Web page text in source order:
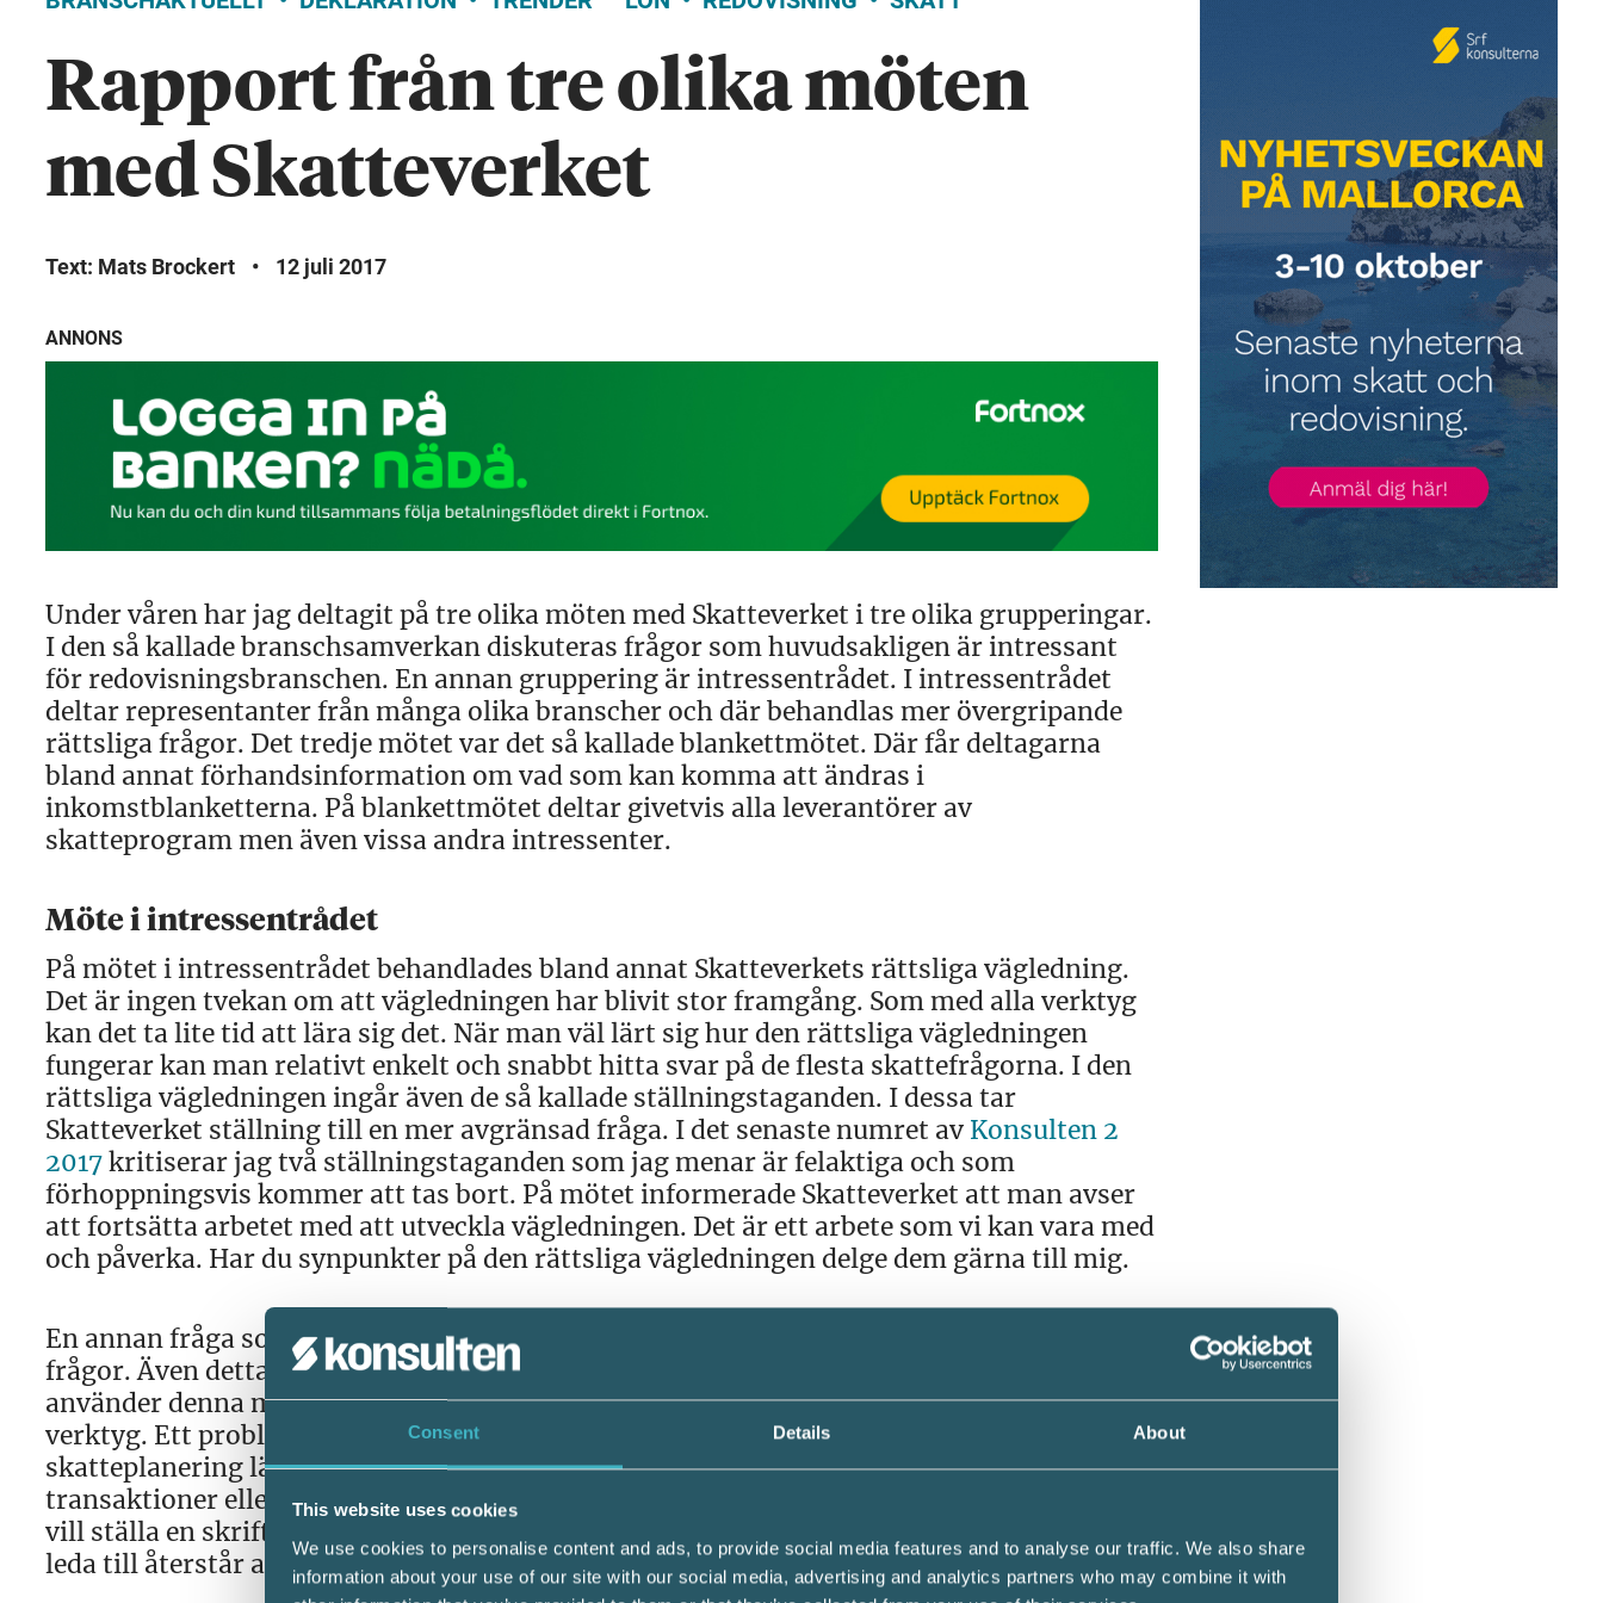
Consent Details About
This website uses cookies
We use cookies to personalise content and ads, to provide social media features and to analyse our traffic. We also share
information about your use of our site with our social media, advertising and analytics partners who may combine it with
Rapport från tre olika möten
med Skatteverket
Text: Mats Brockert • 12 juli 2017
ANNONS
Under våren har jag deltagit på tre olika möten med Skatteverket i tre olika grupperingar.
I den så kallade branschsamverkan diskuteras frågor som huvudsakligen är intressant
för redovisningsbranschen. En annan gruppering är intressentrådet. I intressentrådet
deltar representanter från många olika branscher och där behandlas mer övergripande
rättsliga frågor. Det tredje mötet var det så kallade blankettmötet. Där får deltagarna
bland annat förhandsinformation om vad som kan komma att ändras i
inkomstblanketterna. På blankettmötet deltar givetvis alla leverantörer av
skatteprogram men även vissa andra intressenter.
Möte i intressentrådet
På mötet i intressentrådet behandlades bland annat Skatteverkets rättsliga vägledning.
Det är ingen tvekan om att vägledningen har blivit stor framgång. Som med alla verktyg
kan det ta lite tid att lära sig det. När man väl lärt sig hur den rättsliga vägledningen
fungerar kan man relativt enkelt och snabbt hitta svar på de flesta skattefrågorna. I den
rättsliga vägledningen ingår även de så kallade ställningstaganden. I dessa tar
Skatteverket ställning till en mer avgränsad fråga. I det senaste numret av Konsulten 2
2017kritiserar jag två ställningstaganden som jag menar är felaktiga och som
förhoppningsvis kommer att tas bort. På mötet informerade Skatteverket att man avser
att fortsätta arbetet med att utveckla vägledningen. Det är ett arbete som vi kan vara med
och påverka. Har du synpunkter på den rättsliga vägledningen delge dem gärna till mig.
En annan fråga som behandlades i intressentrådet var Skatteverkets svar på skriftliga
frågor. Även detta arbete ska ses över. I vilken omfattning redovisningskonsulter
använder denna möjlighet är svårt att säga, men det skulle kunna vara ett utmärkt
verktyg. Ett problem är givetvis att det kan ta tid att få svar. Kan frågan ses som ett led i
skatteplanering lämnas inte något svar. Svar lämnas inte heller om det är komplexa
transaktioner eller oklara förutsättningar. Det gäller alltså att var klar och tydlig om man
vill ställa en skriftlig skattefråga till Skatteverket. Vad Skatteverkets översyn kommer att
leda till återstår att se.